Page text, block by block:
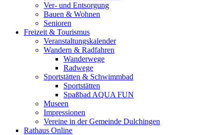
Ver- und Entsorgung
Bauen & Wohnen
Senioren
Freizeit & Tourismus
Veranstaltungskalender
Wandern & Radfahren
Wanderwege
Radwege
Sportstätten & Schwimmbad
Sportstätten
Spaßbad AQUA FUN
Museen
Impressionen
Vereine in der Gemeinde Dulchingen
Rathaus Online